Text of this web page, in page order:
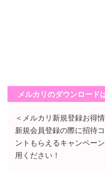
メルカリのダウンロード
＜メルカリ新規登録お得
新規会員登録の際に招待
ントもらえるキャンペー
用ください！